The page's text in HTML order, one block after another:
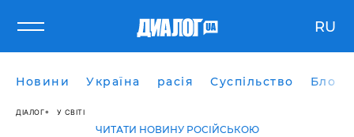
RU
Новини Україна расія Суспільство Блоги
ДІАЛОГ У СВІТІ
ЧИТАТИ НОВИНУ РОСІЙСЬКОЮ